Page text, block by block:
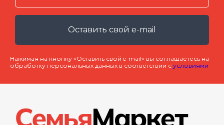
Оставить свой e-mail
Нажимая на кнопку «Оставить свой e-mail» вы соглашаетесь на
обработку персональных данных в соответствии с условиями